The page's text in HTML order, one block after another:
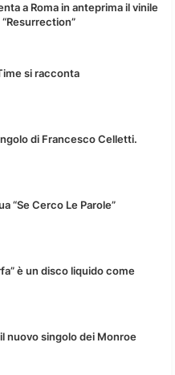
a Roma in anteprima il vinile
si racconta
di Francesco Celletti.
“Se Cerco Le Parole”
è un disco liquido come
nuovo singolo dei Monroe